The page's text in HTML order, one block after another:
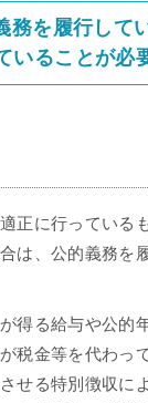
務を履行して
いることが必
正に行っている
は、公的義務を
得る給与や公的
税金等を代わっ
せる特別徴収に